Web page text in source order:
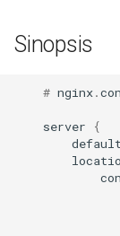
cache-purge
captcha
combined-
check_type)
Sinopsis
# nginx.
server
{